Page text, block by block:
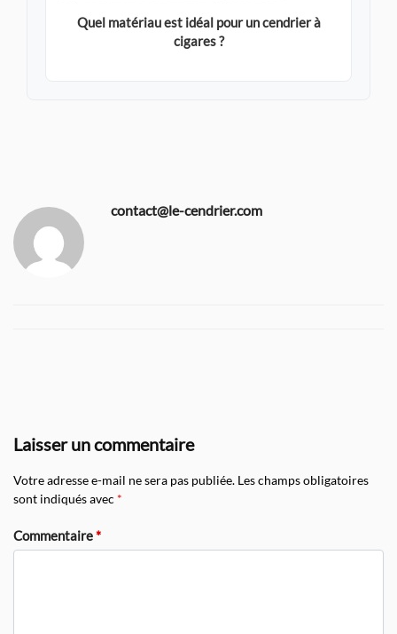
Quel matériau est idéal pour un cendrier à
cigares ?
contact@le-cendrier.com
Laisser un commentaire
Votre adresse e-mail ne sera pas publiée. Les champs obligatoires
sont indiqués avec *
Commentaire*